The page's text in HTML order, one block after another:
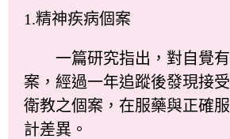
1.精神疾病個案
一篇研究指出，對自覺有
案，經過一年追蹤後發現接
衛教之個案，在服藥與正確
計差異。